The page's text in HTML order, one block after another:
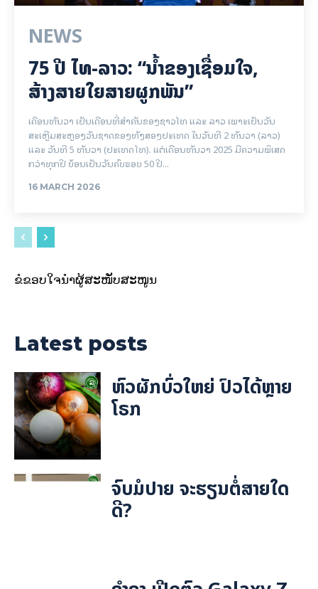
NEWS
75 ປີ ​ໄທ-ລາວ: “​ນ້ຳ​ຂອງ​ເຊື່ອມ​​ໃຈ,
ສ້າງສາຍໃຍ​ສາຍຜູກພັນ”
ເດືອນທັນວາ ເປັນເດືອນທີ່ສຳຄັນຂອງຊາວໄທ ແລະ ລາວ ເພາະເປັນວັນ
ສະເຫຼີມສະຫຼອງວັນຊາດຂອງທັງສອງປະເທດ ໃນວັນທີ 2 ທັນວາ (ລາວ)
ແລະ ວັນທີ 5 ທັນວາ (ປະເທດໄທ). ແຕ່ເດືອນທັນວາ 2025 ມີຄວາມພິເສດ
ກວ່າທຸກປີ ຍ້ອນເປັນວັນຄົບຮອບ 50 ປີ...
16 MARCH 2026
ຂໍຂອບໃຈນຳຜູ້ສະໜັບສະໜູນ
Latest posts
ຫົວຜັກບົ່ວໃຫຍ່ ປົວໄດ້ຫຼາຍ
ໂຣກ
ຈົບມໍປາຍ ຈະຮຽນຕໍ່ສາຍໃດ
ດີ?